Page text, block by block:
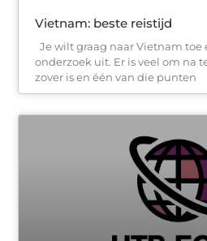
Vietnam: beste reistijd
Je wilt graag naar Vietnam toe
onderzoek uit. Er is veel om na
zover is en één van die punten